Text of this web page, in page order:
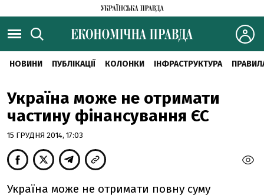
НОВИНИ ПУБЛІКАЦІЇ КОЛОНКИ ІНФРАСТРУКТУРА
Україна може не отримати
частину фінансування ЄС
15 ГРУДНЯ 2014, 17:03
Україна може не отримати повну суму